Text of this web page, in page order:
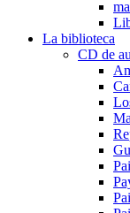
La biblioteca
CD de